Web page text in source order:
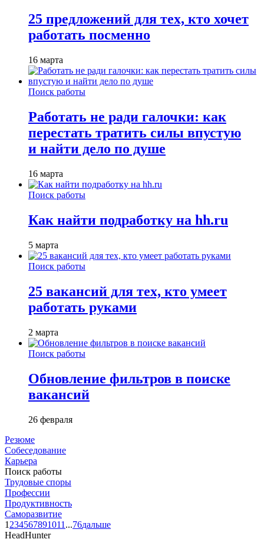
25 предложений для тех, кто хочет
работать посменно
16 марта
Поиск работы
Работать не ради галочки: как
перестать тратить силы впустую
и найти дело по душе
16 марта
Поиск работы
Как найти подработку на hh.ru
5 марта
Поиск работы
25 вакансий для тех, кто умеет
работать руками
2 марта
Поиск работы
Обновление фильтров в поиске
вакансий
26 февраля
Резюме
Собеседование
Карьера
Поиск работы
Трудовые споры
Профессии
Продуктивность
Саморазвитие
1 234567891011 ...76дальше
HeadHunter